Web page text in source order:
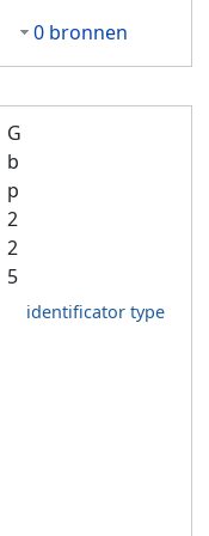
0 bronnen
G
b
p
2
2
5
identificator type